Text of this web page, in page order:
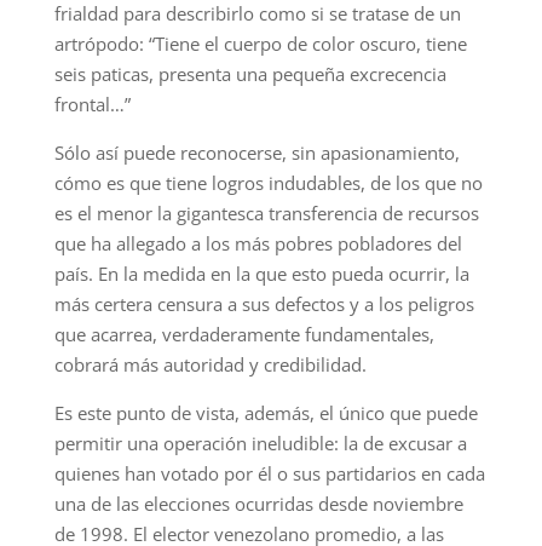
frialdad para describirlo como si se tratase de un
artrópodo: “Tiene el cuerpo de color oscuro, tiene
seis paticas, presenta una pequeña excrecencia
frontal…”
Sólo así puede reconocerse, sin apasionamiento,
cómo es que tiene logros indudables, de los que no
es el menor la gigantesca transferencia de recursos
que ha allegado a los más pobres pobladores del
país. En la medida en la que esto pueda ocurrir, la
más certera censura a sus defectos y a los peligros
que acarrea, verdaderamente fundamentales,
cobrará más autoridad y credibilidad.
Es este punto de vista, además, el único que puede
permitir una operación ineludible: la de excusar a
quienes han votado por él o sus partidarios en cada
una de las elecciones ocurridas desde noviembre
de 1998. El elector venezolano promedio, a las